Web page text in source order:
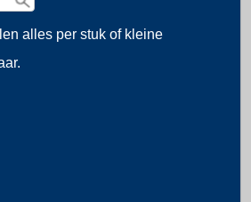
alles per stuk of kleine